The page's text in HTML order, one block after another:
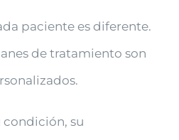
paciente es diferente.
de tratamiento son
condición, su